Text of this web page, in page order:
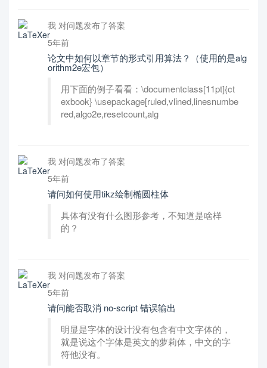
我 对问题发布了答案
5年前
论文中如何以章节的形式引用算法？（使用的是alg
orithm2e宏包）
用下面的例子看看：\documentclass[11pt]{ct
exbook} \usepackage[ruled,vlined,linesnumbe
red,algo2e,resetcount,alg
我 对问题发布了答案
5年前
请问如何使用tikz绘制椭圆柱体
具体有没有什么图形参考，不知道是啥样
的？
我 对问题发布了答案
5年前
请问能否取消 no-script 错误输出
明显是字体的设计没有包含有中文字体的，
就是说这个字体是英文的萝莉体，中文的字
符他没有。